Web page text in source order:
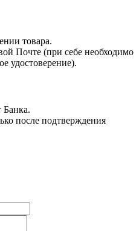
товара.
Почте (при себе необходимо
удостоверение).
Банка.
после подтверждения